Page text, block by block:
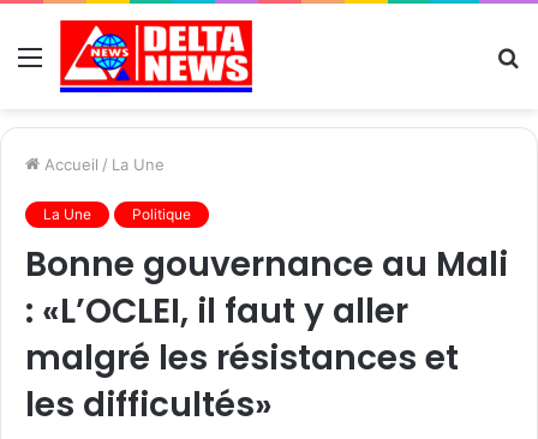
Menu
Accueil / La Une
La Une Politique
Bonne gouvernance au Mali
: «L’OCLEI, il faut y aller
malgré les résistances et
les difficultés»